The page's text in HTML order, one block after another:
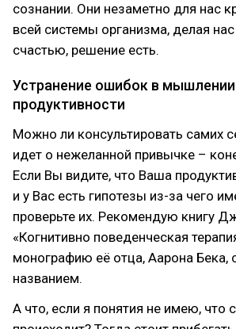
сознании. Они незаметно для нас
всей системы организма, делая
счастью, решение есть.
Устранение ошибок в мышлении
продуктивности
Можно ли консультировать самих
идет о нежеланной привычке –
Если Вы видите, что Ваша
и у Вас есть гипотезы из-за чего
проверьте их. Рекомендую книгу
«Когнитивно поведенческая
монографию её отца, Аарона
названием.
А что, если я понятия не имею, что